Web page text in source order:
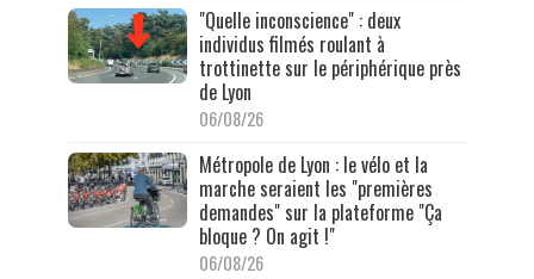
"Quelle inconscience" : deux
individus filmés roulant à
trottinette sur le périphérique près
de Lyon
06/08/26
Métropole de Lyon : le vélo et la
marche seraient les "premières
demandes" sur la plateforme "Ça
bloque ? On agit !"
06/08/26